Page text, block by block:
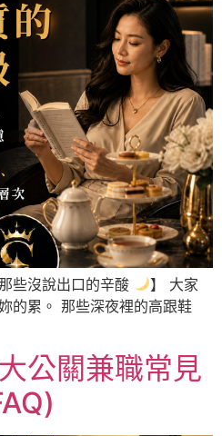
些沒說出口的辛酸
】 大家
的累。 那些深夜裡的高跟鞋
公關兼職常見